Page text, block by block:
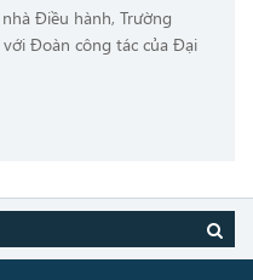
Điều hành, Trường
Đoàn công tác của Đại